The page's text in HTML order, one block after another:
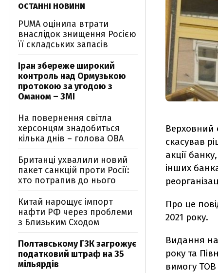
Верховний
скасував
акції
інших
Про це
2021 року.
Видання
року та
вимогу ТОВ
ОСТАННІ НОВИНИ
PUMA оцінила втрати
внаслідок знищення Росією
її складських запасів
Іран збереже широкий
контроль над Ормузькою
протокою за угодою з
Оманом – ЗМІ
На повернення світла
херсонцям знадобиться
кілька днів – голова ОВА
Британці ухвалили новий
пакет санкцій проти Росії:
хто потрапив до нього
Китай нарощує імпорт
нафти РФ через проблеми
з Близьким Сходом
Полтавському ГЗК загрожує
податковий штраф на 35
мільярдів